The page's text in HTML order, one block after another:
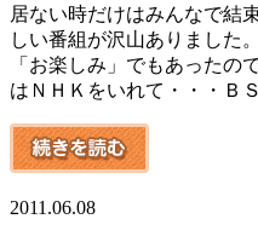
居ない時だけはみんなで結
しい番組が沢山ありました
「お楽しみ」でもあったの
はＮＨＫをいれて・・・Ｂ
2011.06.08